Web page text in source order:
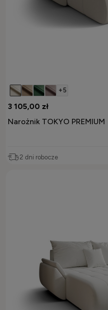
+5
3 105,00 zł
Narożnik TOKYO PREMIUM
2 dni robocze